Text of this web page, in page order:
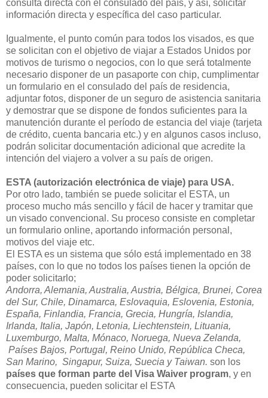
consulta directa con el consulado del país, y así, solicitar
información directa y específica del caso particular.
Igualmente, el punto común para todos los visados, es que
se solicitan con el objetivo de viajar a Estados Unidos por
motivos de turismo o negocios, con lo que será totalmente
necesario disponer de un pasaporte con chip, cumplimentar
un formulario en el consulado del país de residencia,
adjuntar fotos, disponer de un seguro de asistencia sanitaria
y demostrar que se dispone de fondos suficientes para la
manutención durante el período de estancia del viaje (tarjeta
de crédito, cuenta bancaria etc.) y en algunos casos incluso,
podrán solicitar documentación adicional que acredite la
intención del viajero a volver a su país de origen.
ESTA (autorización electrónica de viaje) para USA.
Por otro lado, también se puede solicitar el ESTA, un
proceso mucho más sencillo y fácil de hacer y tramitar que
un visado convencional. Su proceso consiste en completar
un formulario online, aportando información personal,
motivos del viaje etc.
El ESTA es un sistema que sólo está implementado en 38
países, con lo que no todos los países tienen la opción de
poder solicitarlo;
Andorra, Alemania, Australia, Austria, Bélgica, Brunei, Corea
del Sur, Chile, Dinamarca, Eslovaquia, Eslovenia, Estonia,
España, Finlandia, Francia, Grecia, Hungría, Islandia,
Irlanda, Italia, Japón, Letonia, Liechtenstein, Lituania,
Luxemburgo, Malta, Mónaco, Noruega, Nueva Zelanda,
Países Bajos, Portugal, Reino Unido, República Checa,
San Marino, Singapur, Suiza, Suecia y Taiwan. son los
países que forman parte del Visa Waiver program, y en
consecuencia, pueden solicitar el ESTA